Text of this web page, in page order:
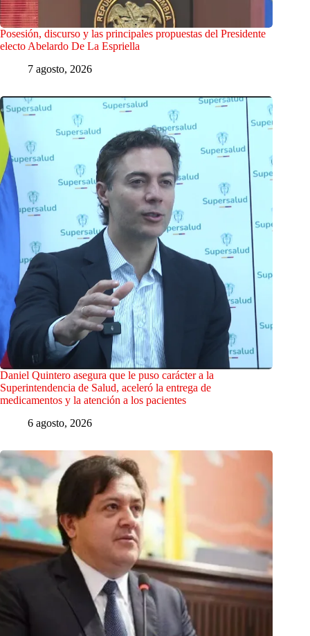
Posesión, discurso y las principales propuestas del Presidente
electo Abelardo De La Espriella
7 agosto, 2026
Daniel Quintero asegura que le puso carácter a la
Superintendencia de Salud, aceleró la entrega de
medicamentos y la atención a los pacientes
6 agosto, 2026